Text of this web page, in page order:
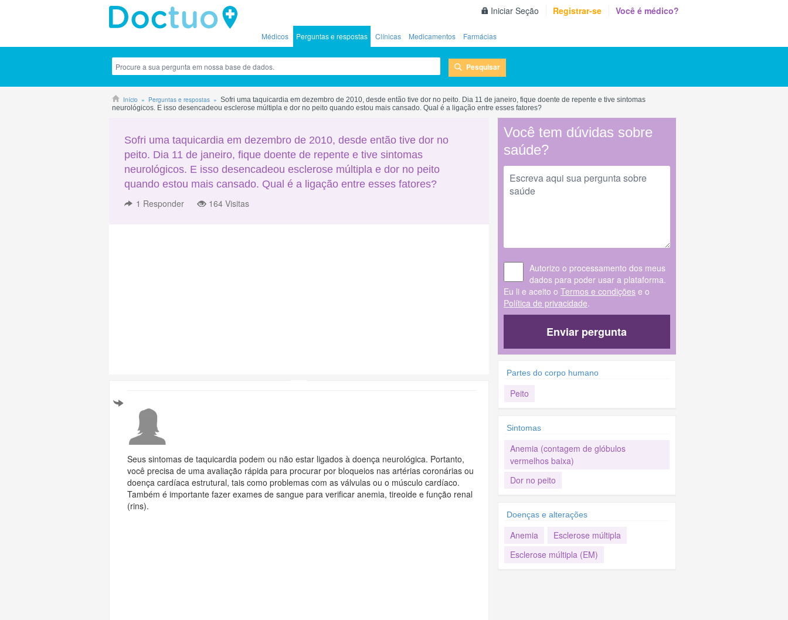
Iniciar Seção Registrar-se Você é médico?
Médicos Perguntas e respostas Clínicas Medicamentos Farmácias
Pesquisar
Início Perguntas e respostas
Sofri uma taquicardia em dezembro de 2010, desde então tive dor no peito. Dia 11 de janeiro, fique doente de repente e tive sintomas
neurológicos. E isso desencadeou esclerose múltipla e dor no peito quando estou mais cansado. Qual é a ligação entre esses fatores?
Sofri uma taquicardia em dezembro de 2010, desde então tive dor no
peito. Dia 11 de janeiro, fique doente de repente e tive sintomas
neurológicos. E isso desencadeou esclerose múltipla e dor no peito
quando estou mais cansado. Qual é a ligação entre esses fatores?
1 Responder 164 Visitas
Seus sintomas de taquicardia podem ou não estar ligados à doença neurológica. Portanto,
você precisa de uma avaliação rápida para procurar por bloqueios nas artérias coronárias ou
doença cardíaca estrutural, tais como problemas com as válvulas ou o músculo cardíaco.
Também é importante fazer exames de sangue para verificar anemia, tireoide e função renal
(rins).
Você tem dúvidas sobre
saúde?
Autorizo o processamento dos meus
dados para poder usar a plataforma.
Eu li e aceito o Termos e condiçõese o
Política de privacidade.
Enviar pergunta
Partes do corpo humano
Peito
Sintomas
Anemia (contagem de glóbulos
vermelhos baixa)
Dor no peito
Doenças e alterações
Anemia
Esclerose múltipla
Esclerose múltipla (EM)